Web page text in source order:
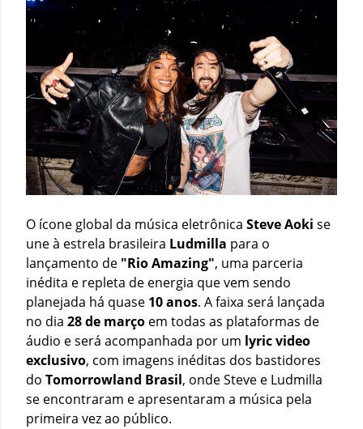
O ícone global da música eletrônica Steve Aoki se
une à estrela brasileira Ludmilla para o
lançamento de "Rio Amazing", uma parceria
inédita e repleta de energia que vem sendo
planejada há quase 10 anos. A faixa será lançada
no dia 28 de março em todas as plataformas de
áudio e será acompanhada por um lyric video
exclusivo, com imagens inéditas dos bastidores
do Tomorrowland Brasil, onde Steve e Ludmilla
se encontraram e apresentaram a música pela
primeira vez ao público.